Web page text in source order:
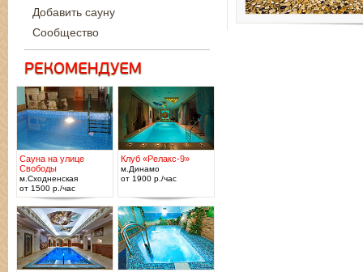
Добавить сауну
Сообщество
Сауна на улице
Свободы
м.Сходненская
от 1500 р./час
Клуб «Релакс-9»
м.Динамо
от 1900 р./час